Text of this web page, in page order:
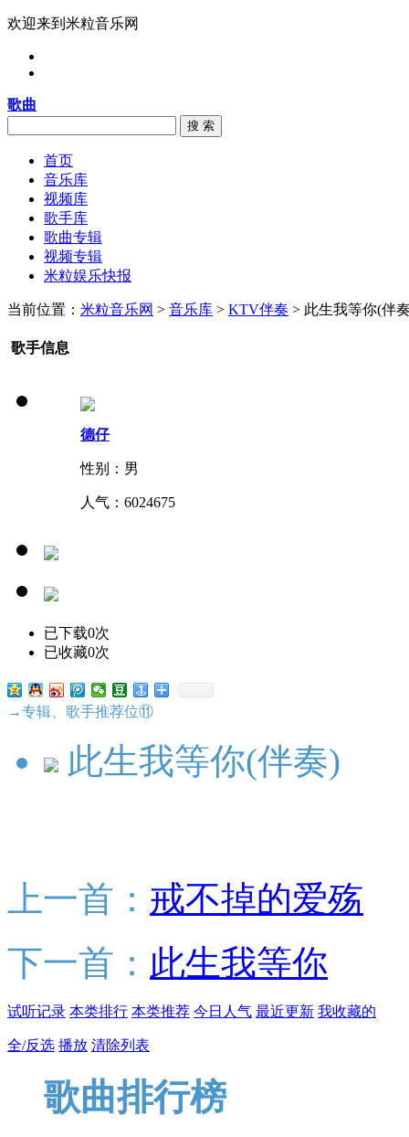
欢迎来到米粒音乐网
歌曲
搜 索
首页
音乐库
视频库
歌手库
歌曲专辑
视频专辑
米粒娱乐快报
当前位置： 米粒音乐网 > 音乐库 > KTV伴奏 > 此生我等你(伴
歌手信息
德仔
性别：男
人气： 6024675
已下载0次
已收藏0次
→专辑、歌手推荐位⑪
此生我等你(伴奏)
上一首： 戒不掉的爱殇
下一首： 此生我等你
试听记录 本类排行 本类推荐 今日人气 最近更新 我收藏的
全/反选 播放 清除列表
歌曲排行榜